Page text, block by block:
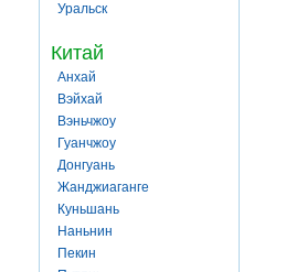
Уральск
Китай
Анхай
Вэйхай
Вэньчжоу
Гуанчжоу
Донгуань
Жанджиаганге
Куньшань
Наньнин
Пекин